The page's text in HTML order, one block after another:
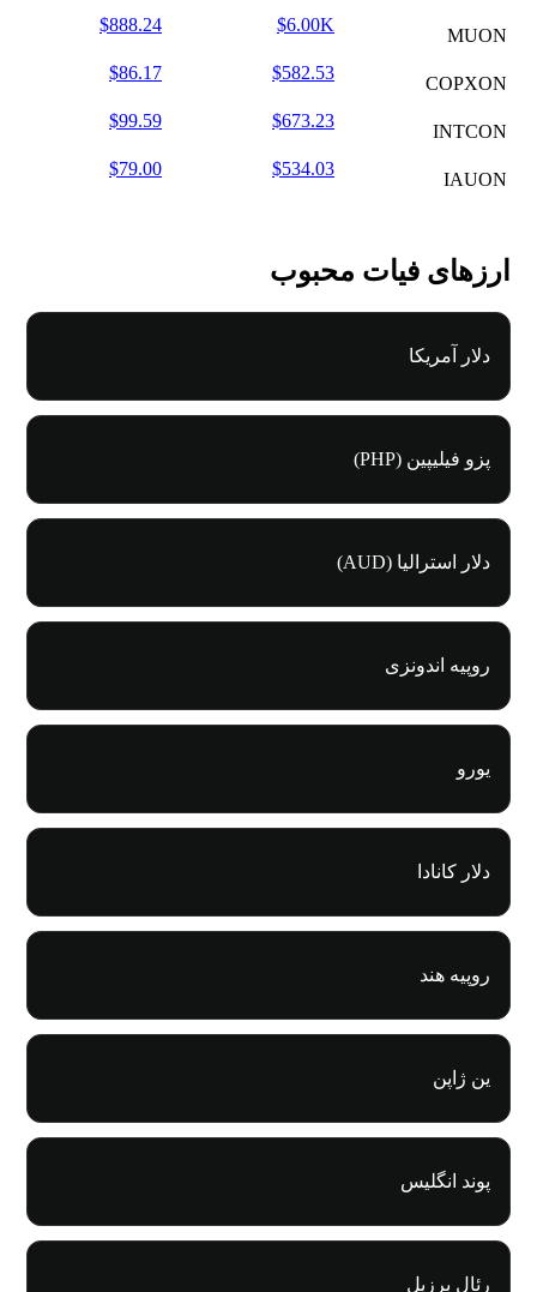
MUON
$6.00K
$888.24
COPXON
$582.53
$86.17
INTCON
$673.23
$99.59
IAUON
$534.03
$79.00
ارزهای فیات محبوب
دلار آمریکا
پزو فیلیپین (PHP)
دلار استرالیا (AUD)
روپیه اندونزی
یورو
دلار کانادا
روپیه هند
ین ژاپن
پوند انگلیس
رئال برزیل